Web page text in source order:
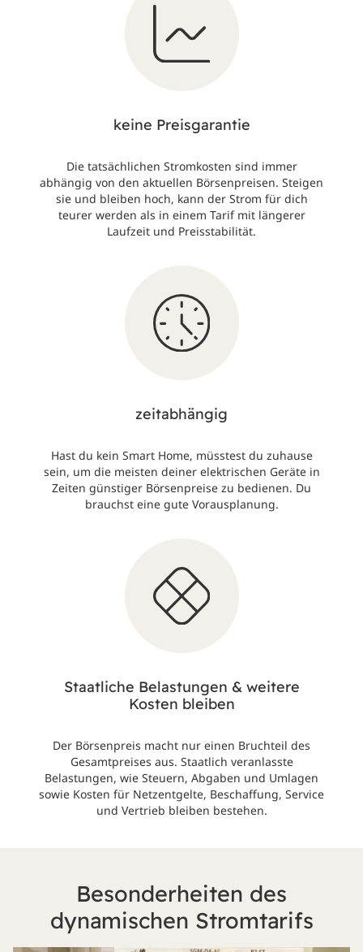
keine Preisgarantie
Die tatsächlichen Stromkosten sind immer
abhängig von den aktuellen Börsenpreisen. Steigen
sie und bleiben hoch, kann der Strom für dich
teurer werden als in einem Tarif mit längerer
Laufzeit und Preisstabilität.
zeitabhängig
Hast du kein Smart Home, müsstest du zuhause
sein, um die meisten deiner elektrischen Geräte in
Zeiten günstiger Börsenpreise zu bedienen. Du
brauchst eine gute Vorausplanung.
Staatliche Belastungen & weitere
Kosten bleiben
Der Börsenpreis macht nur einen Bruchteil des
Gesamtpreises aus. Staatlich veranlasste
Belastungen, wie Steuern, Abgaben und Umlagen
sowie Kosten für Netzentgelte, Beschaffung, Service
und Vertrieb bleiben bestehen.
Besonderheiten des
dynamischen Stromtarifs